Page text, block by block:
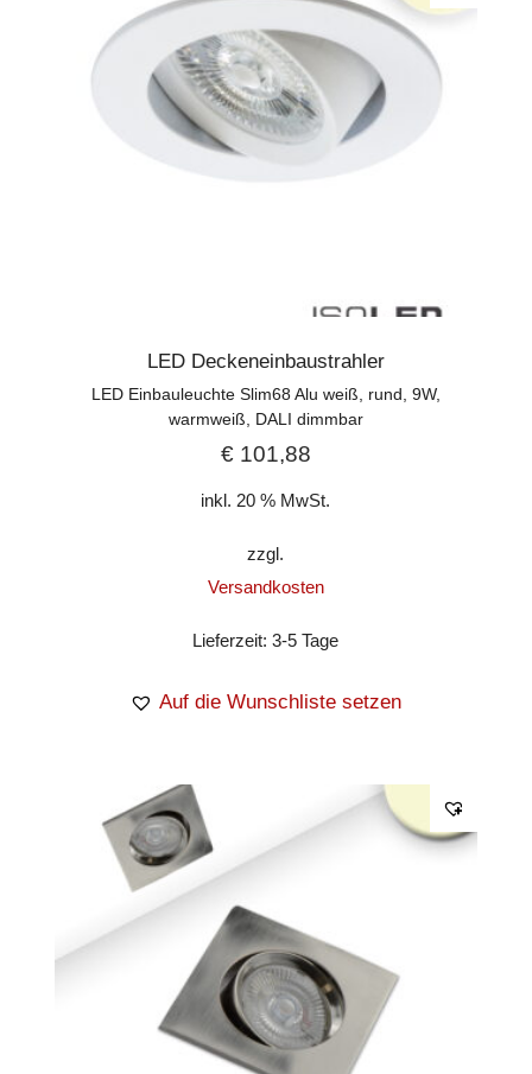
LED Deckeneinbaustrahler
LED Einbauleuchte Slim68 Alu weiß, rund, 9W,
warmweiß, DALI dimmbar
€101,88
inkl. 20 % MwSt.
zzgl.
Versandkosten
Lieferzeit:3-5 Tage
Auf die Wunschliste setzen